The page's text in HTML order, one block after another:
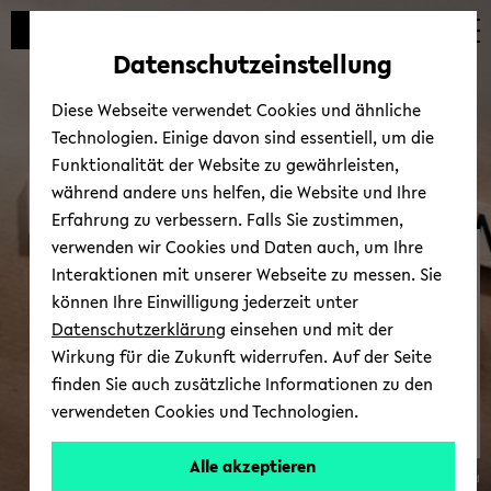
Automatische
vermeiden
zum
wechseln
zum
wechseln
zum
wechseln
Fa­mi­li­en­ser­vice
© Uni­ver­si­tät Bie­le­feld
Datenschutzeinstellung
Diese Webseite verwendet Cookies und ähnliche
Technologien. Einige davon sind essentiell, um die
Funktionalität der Website zu gewährleisten,
während andere uns helfen, die Website und Ihre
Erfahrung zu verbessern. Falls Sie zustimmen,
verwenden wir Cookies und Daten auch, um Ihre
Interaktionen mit unserer Webseite zu messen. Sie
können Ihre Einwilligung jederzeit unter
Datenschutzerklärung einsehen und mit der
Wirkung für die Zukunft widerrufen. Auf der Seite
finden Sie auch zusätzliche Informationen zu den
verwendeten Cookies und Technologien.
Alle akzeptieren